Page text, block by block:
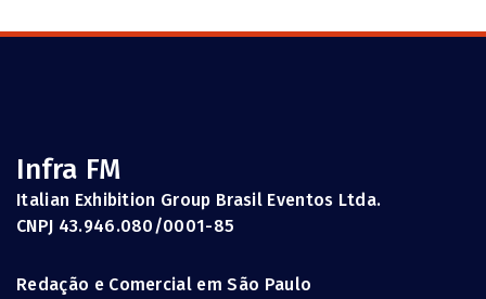
Infra FM
Italian Exhibition Group Brasil Eventos Ltda.
CNPJ 43.946.080/0001-85
Redação e Comercial em São Paulo